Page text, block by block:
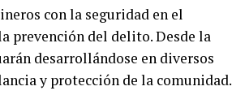
con la seguridad en el
prevención del delito. Desde la
desarrollándose en diversos
y protección de la comunidad.